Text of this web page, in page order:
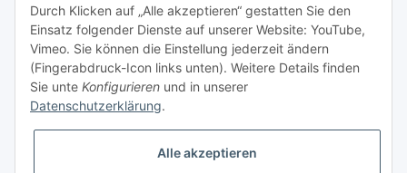
Lebensblatt
Inh. Simon Janßen
Dielinger Straße 6
32351 Stemwede
Telegram
Durch Klicken auf „Alle akzeptieren“ gestatten Sie den
Einsatz folgender Dienste auf unserer Website: YouTube,
Vimeo. Sie können die Einstellung jederzeit ändern
(Fingerabdruck-Icon links unten). Weitere Details finden
Sie unte Konfigurieren und in unserer
Datenschutzerklärung.
Alle akzeptieren